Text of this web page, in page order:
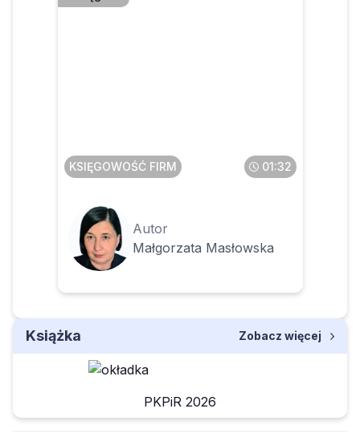
KSIĘGOWOŚĆ FIRM 01:32
Autor
Małgorzata Masłowska
Książka Zobacz więcej
PKPiR 2026